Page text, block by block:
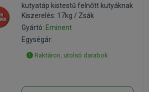
kutyatáp kistestű felnőtt kutyáknak
Kiszerelés: 17kg / Zsák
Gyártó: Eminent
Egységár:
Raktáron, utolsó darabok